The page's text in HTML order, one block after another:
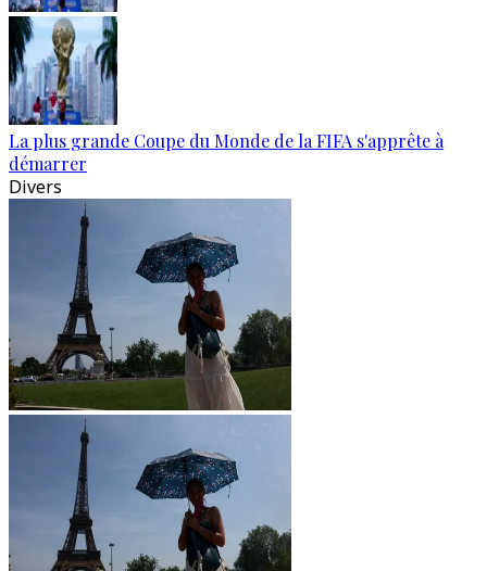
La plus grande Coupe du Monde de la FIFA s'apprête à
démarrer
Divers